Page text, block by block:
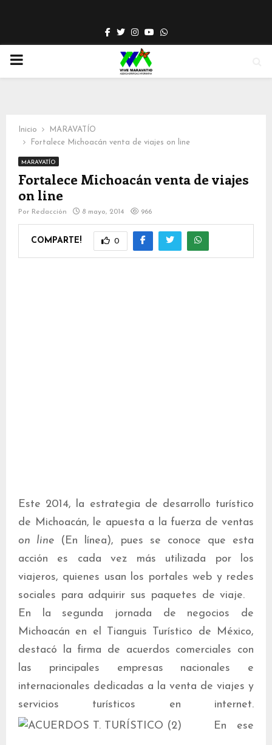
Facebook
TwitterInstagram
YoutubeWhatsapp
PRIMARY
Inicio
MARAVATÍO
Fortalece Michoacán venta de viajes on line
MARAVATÍO
Fortalece Michoacán venta de viajes
on line
Por Redacción 8 mayo, 2014 966
COMPARTE! 0
Este 2014, la estrategia de desarrollo turístico
de Michoacán, le apuesta a la fuerza de ventas
on line (En línea), pues se conoce que esta
acción es cada vez más utilizada por los
viajeros, quienes usan los portales web y redes
sociales para adquirir sus paquetes de viaje.
En la segunda jornada de negocios de
Michoacán en el Tianguis Turístico de México,
destacó la firma de acuerdos comerciales con
las principales empresas nacionales e
internacionales dedicadas a la venta de viajes y
servicios turísticos en internet.
En ese